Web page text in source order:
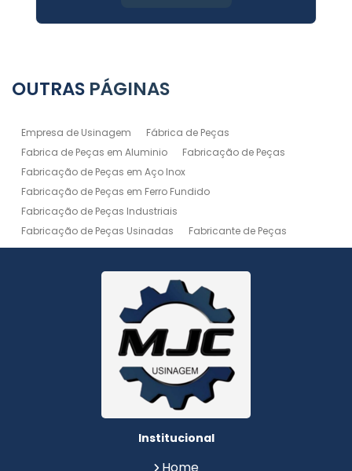
OUTRAS PÁGINAS
Empresa de Usinagem
Fábrica de Peças
Fabrica de Peças em Aluminio
Fabricação de Peças
Fabricação de Peças em Aço Inox
Fabricação de Peças em Ferro Fundido
Fabricação de Peças Industriais
Fabricação de Peças Usinadas
Fabricante de Peças
Fabricante de Peças de Máquinas
Manutenção de Máquina
Peças Usinadas
Serviço de Soldagem
Serviço de Usinagem
Serviço de Usinagem Pesada
Serviços de Usinagem CNC
Serviços de Usinagem de Peças
Serviços de Usinagem Tornearia e Solda
Usinagem
Usinagem Aluminio
Usinagem de Alta Precisão
Usinagem de Alumínio
Usinagem de Peças em Aço Inox
Institucional